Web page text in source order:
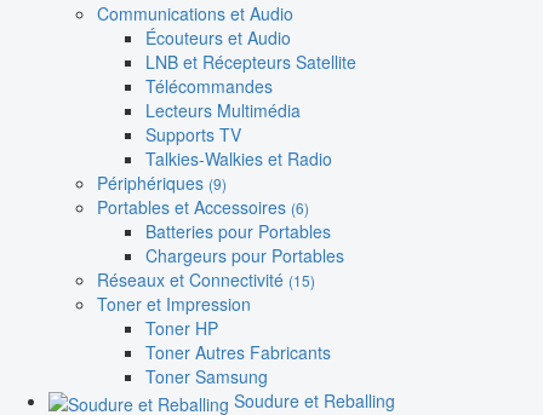
Communications et Audio
Écouteurs et Audio
LNB et Récepteurs Satellite
Télécommandes
Lecteurs Multimédia
Supports TV
Talkies-Walkies et Radio
Périphériques (9)
Portables et Accessoires (6)
Batteries pour Portables
Chargeurs pour Portables
Réseaux et Connectivité (15)
Toner et Impression
Toner HP
Toner Autres Fabricants
Toner Samsung
Soudure et Reballing